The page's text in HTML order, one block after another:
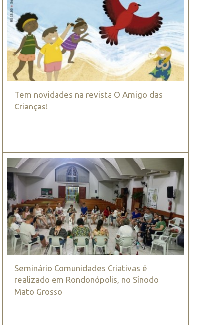
Tem novidades na revista O Amigo das
Crianças!
Seminário Comunidades Criativas é
realizado em Rondonópolis, no Sínodo
Mato Grosso